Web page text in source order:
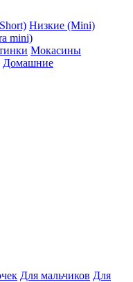
Низкие (Mini)
mini)
Мокасины
Домашние
Для мальчиков Для